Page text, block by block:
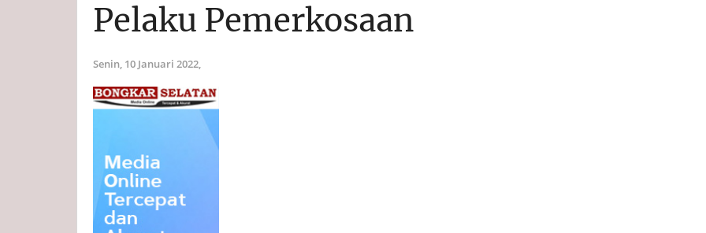
Pelaku Pemerkosaan
Senin, 10 Januari 2022,